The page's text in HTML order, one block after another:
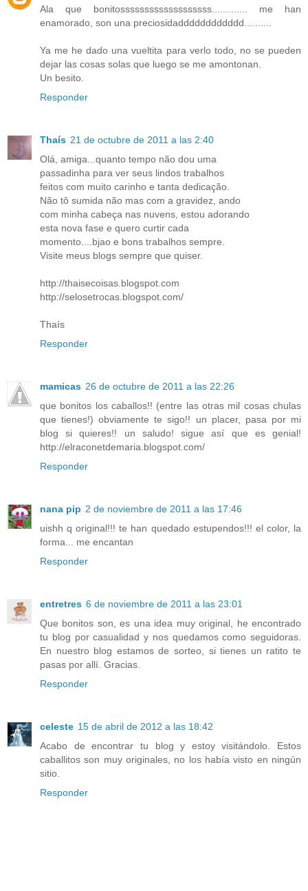
Ala que bonitosssssssssssssssssss............. me han
enamorado, son una preciosidadddddddddddd..........
Ya me he dado una vueltita para verlo todo, no se pueden
dejar las cosas solas que luego se me amontonan.
Un besito.
Responder
Thaís 21 de octubre de 2011 a las 2:40
Olá, amiga...quanto tempo não dou uma
passadinha para ver seus lindos trabalhos
feitos com muito carinho e tanta dedicação.
Não tô sumida não mas com a gravidez, ando
com minha cabeça nas nuvens, estou adorando
esta nova fase e quero curtir cada
momento....bjao e bons trabalhos sempre.
Visite meus blogs sempre que quiser.
http://thaisecoisas.blogspot.com
http://selosetrocas.blogspot.com/
Thaís
Responder
mamicas 26 de octubre de 2011 a las 22:26
que bonitos los caballos!! (entre las otras mil cosas chulas
que tienes!) obviamente te sigo!! un placer, pasa por mi
blog si quieres!! un saludo! sigue así que es genial!
http://elraconetdemaria.blogspot.com/
Responder
nana pip 2 de noviembre de 2011 a las 17:46
uishh q original!!! te han quedado estupendos!!! el color, la
forma... me encantan
Responder
entretres 6 de noviembre de 2011 a las 23:01
Que bonitos son, es una idea muy original, he encontrado
tu blog por casualidad y nos quedamos como seguidoras.
En nuestro blog estamos de sorteo, si tienes un ratito te
pasas por allí. Gracias.
Responder
celeste 15 de abril de 2012 a las 18:42
Acabo de encontrar tu blog y estoy visitándolo. Estos
caballitos son muy originales, no los había visto en ningún
sitio.
Responder